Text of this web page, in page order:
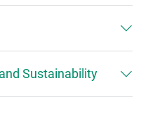
Sustainability